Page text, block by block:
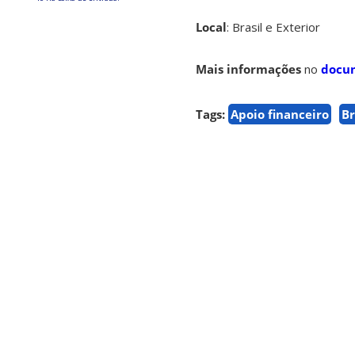
Local: Brasil e Exterior
Mais informações no
Tags: Apoio financeiro